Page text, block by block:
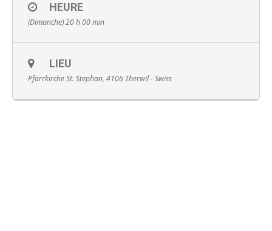
HEURE
(Dimanche) 20 h 00 min
LIEU
Pfarrkirche St. Stephan, 4106 Therwil - Swiss